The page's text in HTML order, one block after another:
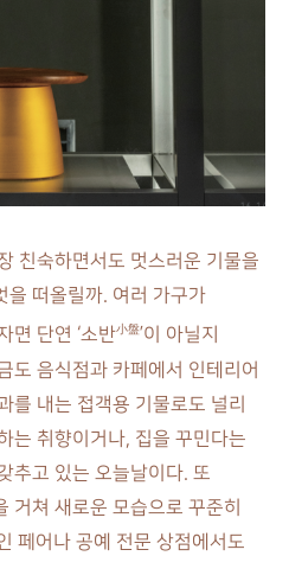
친숙하면서도 멋스러운 기물을
을 떠올릴까. 여러 가구가
면 단연 ‘소반小盤’이 아닐지
도 음식점과 카페에서 인테리어
를 내는 접객용 기물로도 널리
는 취향이거나, 집을 꾸민다는
추고 있는 오늘날이다. 또
거쳐 새로운 모습으로 꾸준히
페어나 공예 전문 상점에서도